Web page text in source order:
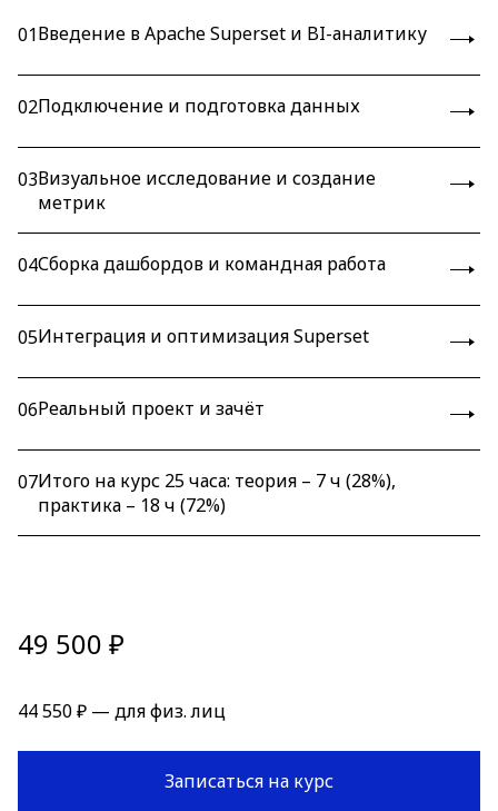
01Введение в Apache Superset и BI-аналитику
02Подключение и подготовка данных
03Визуальное исследование и создание
метрик
04Сборка дашбордов и командная работа
05Интеграция и оптимизация Superset
06Реальный проект и зачёт
07Итого на курс 25 часа: теория – 7 ч (28%),
практика – 18 ч (72%)
49 500 ₽
44 550 ₽ — для физ. лиц
Записаться на курс